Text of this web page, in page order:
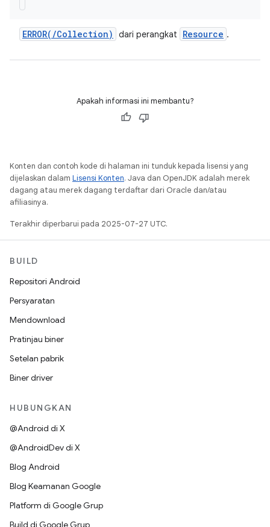
ERROR( /Collection) dari perangkat Resource .
Apakah informasi ini membantu?
Konten dan contoh kode di halaman ini tunduk kepada lisensi yang
dijelaskan dalam Lisensi Konten. Java dan OpenJDK adalah merek
dagang atau merek dagang terdaftar dari Oracle dan/atau
afiliasinya.
Terakhir diperbarui pada 2025-07-27 UTC.
BUILD
Repositori Android
Persyaratan
Mendownload
Pratinjau biner
Setelan pabrik
Biner driver
HUBUNGKAN
@Android di X
@AndroidDev di X
Blog Android
Blog Keamanan Google
Platform di Google Grup
Build di Google Grup